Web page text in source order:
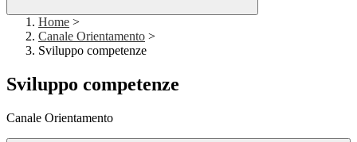
Home >
Canale Orientamento >
Sviluppo competenze
Sviluppo competenze
Canale Orientamento